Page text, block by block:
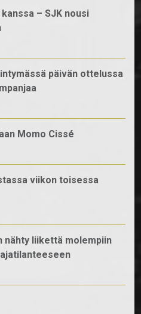
– SJK nousi
päivän ottelussa
Momo Cissé
viikon toisessa
nähty liikettä molempiin